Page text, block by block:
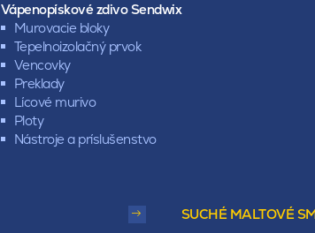
Vápenopískové zdivo Sendwix
Murovacie bloky
Tepelnoizolačný prvok
Vencovky
Preklady
Lícové murivo
Ploty
Nástroje a príslušenstvo
SUCHÉ MALTOVÉ